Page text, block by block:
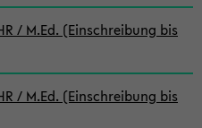
/ M.Ed. (Einschreibung bis
/ M.Ed. (Einschreibung bis